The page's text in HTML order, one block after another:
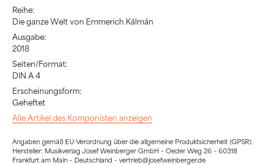
Reihe:
Die ganze Welt von Emmerich Kálmán
Ausgabe:
2018
Seiten/Format:
DIN A 4
Erscheinungsform:
Geheftet
Alle Artikel des Komponisten anzeigen
Angaben gemäß EU-Verordnung über die allgemeine Produktsicherheit (GPSR):
Hersteller: Musikverlag Josef Weinberger GmbH – Oeder Weg 26 – 60318
Frankfurt am Main – Deutschland – vertrieb@josefweinberger.de